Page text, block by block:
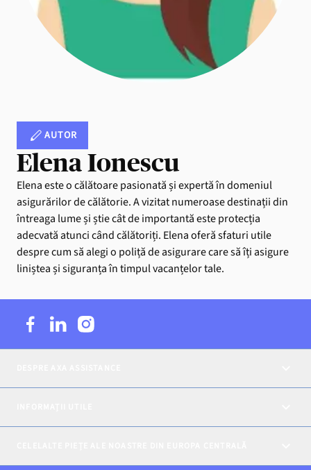
AUTOR
Elena Ionescu
Elena este o călătoare pasionată și expertă în domeniul
asigurărilor de călătorie. A vizitat numeroase destinații din
întreaga lume și știe cât de importantă este protecția
adecvată atunci când călătoriți. Elena oferă sfaturi utile
despre cum să alegi o poliță de asigurare care să îți asigure
liniștea și siguranța în timpul vacanțelor tale.